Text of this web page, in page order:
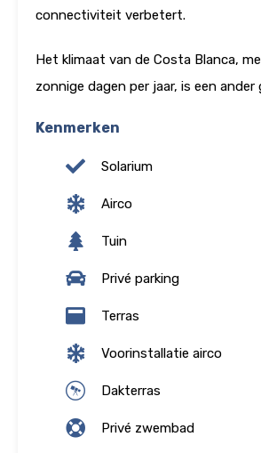
connectiviteit verbetert.
Het klimaat van de Costa Blanca,
zonnige dagen per jaar, is een
Kenmerken
Solarium
Airco
Tuin
Privé parking
Terras
Voorinstallatie airco
Dakterras
Privé zwembad